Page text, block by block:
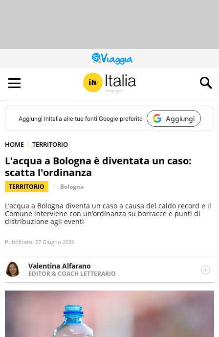
QUESTO
SITO
CONTRIBUISCE
ALL’AUDIENCE
DI
Aggiungi InItalia alle tue fonti Google preferite Aggiungi
HOME TERRITORIO
L'acqua a Bologna è diventata un caso:
scatta l'ordinanza
TERRITORIO Bologna
L’acqua a Bologna diventa un caso a causa del caldo record e il
Comune interviene con un’ordinanza su borracce e punti di
distribuzione agli eventi
Pubblicato: 27 Giugno 2026
Valentina Alfarano
EDITOR & COACH LETTERARIO
Lavorare con le storie è la mia missione! Specializzata in
storytelling di viaggi, lavoro come editor di narrativa e